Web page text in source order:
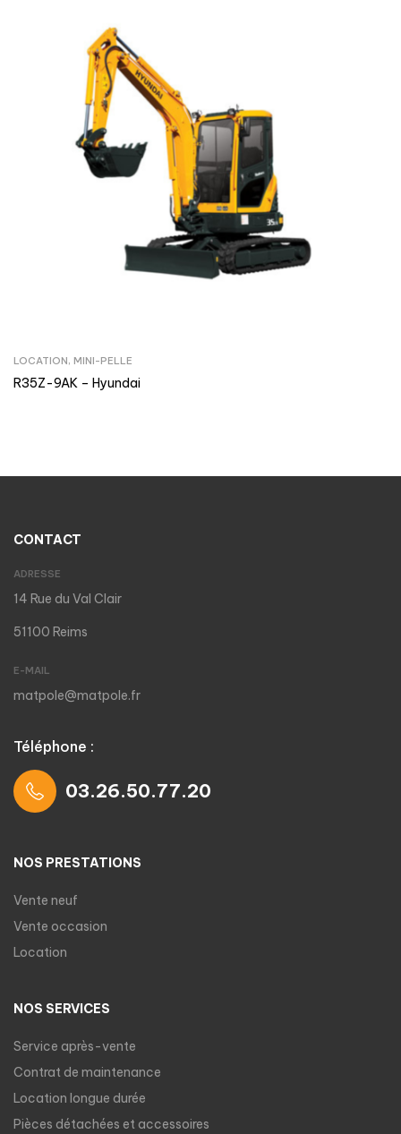
LOCATION, MINI-PELLE
R35Z-9AK – Hyundai
CONTACT
ADRESSE
14 Rue du Val Clair
51100 Reims
E-MAIL
matpole@matpole.fr
Téléphone :
03.26.50.77.20
NOS PRESTATIONS
Vente neuf
Vente occasion
Location
NOS SERVICES
Service après-vente
Contrat de maintenance
Location longue durée
Pièces détachées et accessoires